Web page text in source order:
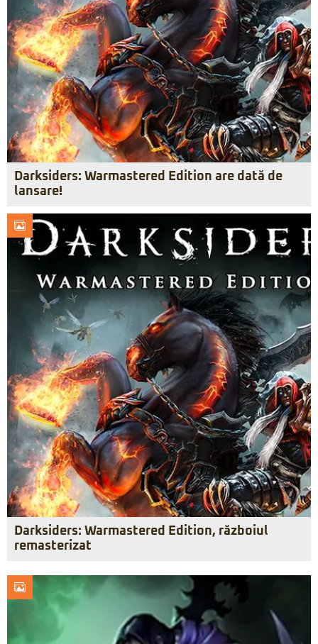
Darksiders: Warmastered Edition are dată de
lansare!
Darksiders: Warmastered Edition, războiul
remasterizat